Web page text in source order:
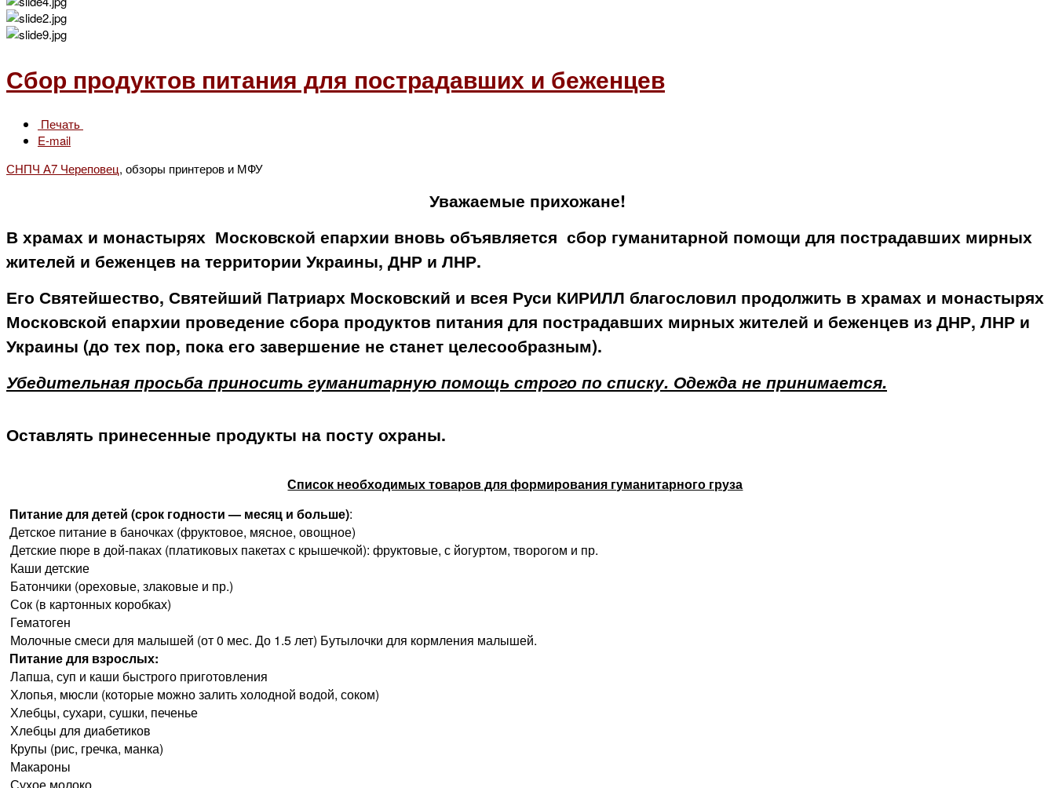
Сбор продуктов питания для пострадавших и беженцев
Печать
E-mail
СНПЧ А7 Череповец, обзоры принтеров и МФУ
Уважаемые прихожане!
В храмах и монастырях Московской епархии вновь объявляется сбор гуманитарной помощи для пострадавших мирных
жителей и беженцев на территории Украины, ДНР и ЛНР.
Его Святейшество, Святейший Патриарх Московский и всея Руси КИРИЛЛ благословил продолжить в храмах и монастырях
Московской епархии проведение сбора продуктов питания для пострадавших мирных жителей и беженцев из ДНР, ЛНР и
Украины (до тех пор, пока его завершение не станет целесообразным).
Убедительная просьба приносить гуманитарную помощь строго по списку. Одежда не принимается.
Оставлять принесенные продукты на посту охраны.
Список необходимых товаров для формирования гуманитарного груза
Питание для детей (срок годности — месяц и больше):
Детское питание в баночках (фруктовое, мясное, овощное)
Детские пюре в дой-паках (платиковых пакетах с крышечкой): фруктовые, с йогуртом, творогом и пр.
Каши детские
Батончики (ореховые, злаковые и пр.)
Сок (в картонных коробках)
Гематоген
Молочные смеси для малышей (от 0 мес. До 1.5 лет) Бутылочки для кормления малышей.
Питание для взрослых:
Лапша, суп и каши быстрого приготовления
Хлопья, мюсли (которые можно залить холодной водой, соком)
Хлебцы, сухари, сушки, печенье
Хлебцы для диабетиков
Крупы (рис, гречка, манка)
Макароны
Сухое молоко